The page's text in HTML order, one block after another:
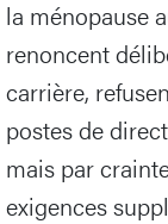
la ménopause
renoncent
carrière,
postes de
mais par
exigences